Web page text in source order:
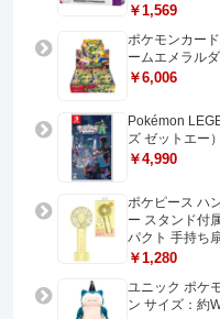
￥1,569
ポケモンカー
ームエメラル
￥6,006
Pokémon
ズ ゼットエー
￥4,990
ポケピース ハ
ー スタンド付
パクト 手持ち
プレゼントに
￥1,280
ユニック ポケ
ン サイズ：約